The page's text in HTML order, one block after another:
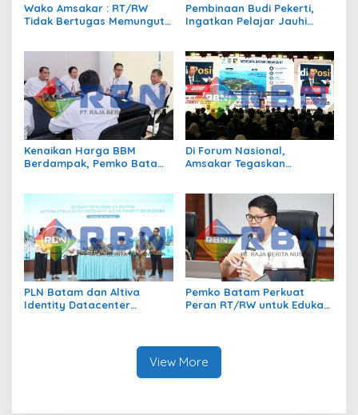
Wako Amsakar : RT/RW
Tidak Bertugas Memungut
Pembinaan Budi Pekerti,
Ingatkan Pelajar Jauhi
Kenaikan Harga BBM
Berdampak, Pemko Batam
Di Forum Nasional,
Amsakar Tegaskan
Pembangunan
PLN Batam dan Altiva
Identity Datacenter
sebagai Pusat Ekonomi
Pemko Batam Perkuat
Peran RT/RW untuk Edukasi
View More